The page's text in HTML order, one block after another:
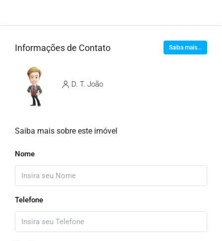
Informações de Contato Saiba mais...
D. T. João
Saiba mais sobre este imóvel
Nome
Telefone